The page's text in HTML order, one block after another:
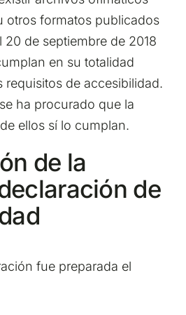
otros formatos publicados
20 de septiembre de 2018
en su totalidad
requisitos de accesibilidad.
ha procurado que la
ellos sí lo cumplan.
de la
de
fue preparada el